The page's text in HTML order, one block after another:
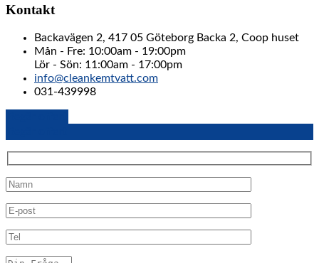
Kontakt
Backavägen 2, 417 05 Göteborg Backa 2, Coop huset
Mån - Fre: 10:00am - 19:00pm
Lör - Sön: 11:00am - 17:00pm
info@cleankemtvatt.com
031-439998